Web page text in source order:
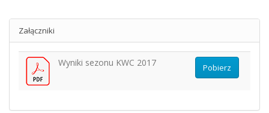
Załączniki
Wyniki sezonu KWC 2017 Pobierz